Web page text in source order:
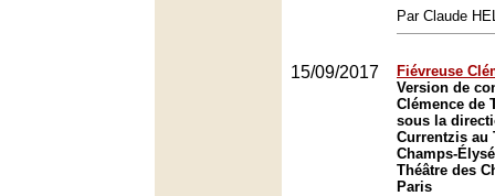
Par Claude
15/09/2017
Fiévreuse
Version de
Clémence de
sous la
Currentzis au
Champs-
Théâtre des
Paris